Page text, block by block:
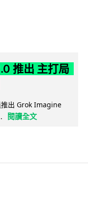
推出 主打局
出 Grok Imagine
閱讀全文